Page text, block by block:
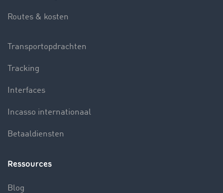
Routes & kosten
Transportopdrachten
Tracking
Interfaces
Incasso internationaal
Betaaldiensten
Ressources
Blog